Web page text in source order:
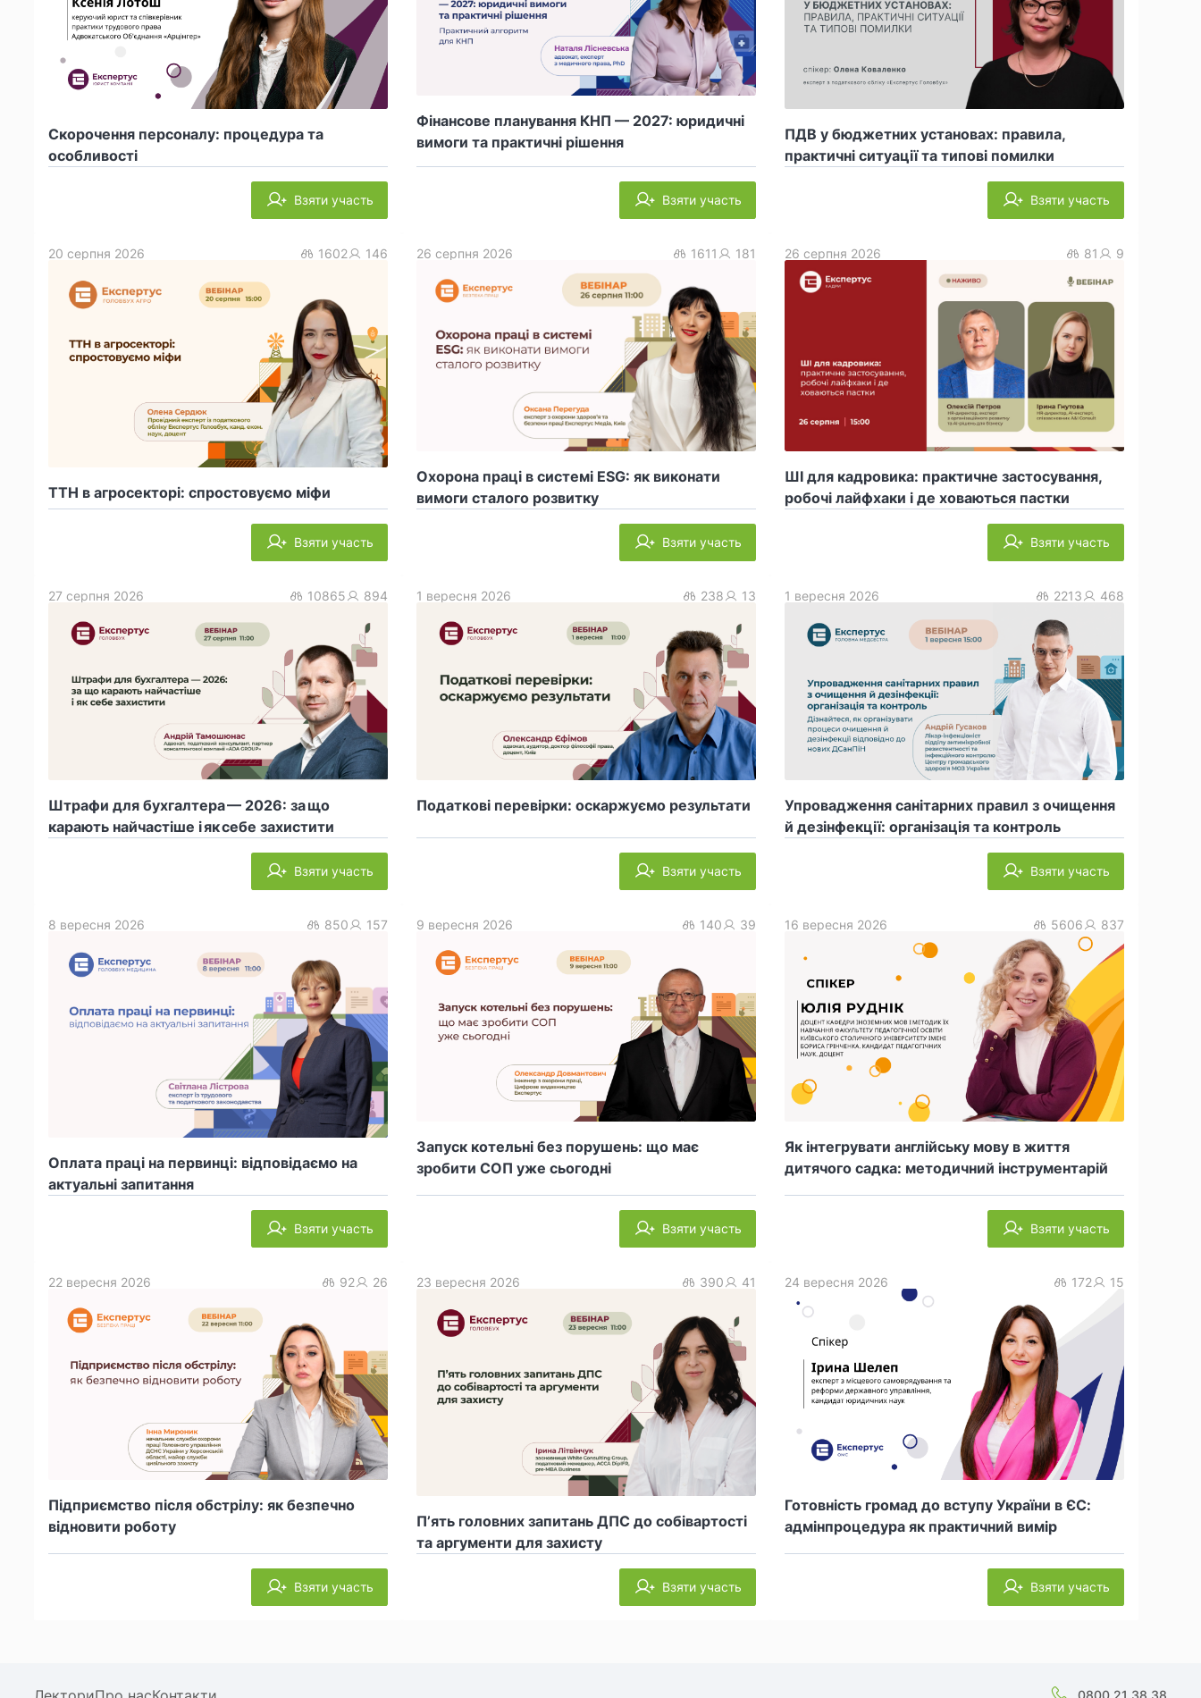
Скорочення персоналу: процедура та
особливості
Взяти участь
Фінансове планування КНП — 2027: юридичні
вимоги та практичні рішення
Взяти участь
ПДВ у бюджетних установах: правила,
практичні ситуації та типові помилки
Взяти участь
ТТН в агросекторі: спростовуємо міфи
20 серпня 2026 1602 146
Взяти участь
Охорона праці в системі ESG: як виконати
вимоги сталого розвитку
26 серпня 2026 1611 181
Взяти участь
ШІ для кадровика: практичне застосування,
робочі лайфхаки і де ховаються пастки
26 серпня 2026 81 9
Взяти участь
Штрафи для бухгалтера — 2026: за що
карають найчастіше і як себе захистити
27 серпня 2026 10865 894
Взяти участь
Податкові перевірки: оскаржуємо результати
1 вересня 2026 238 13
Взяти участь
Упровадження санітарних правил з очищення
й дезінфекції: організація та контроль
1 вересня 2026 2213 468
Взяти участь
Оплата праці на первинці: відповідаємо на
актуальні запитання
8 вересня 2026 850 157
Взяти участь
Запуск котельні без порушень: що має
зробити СОП уже сьогодні
9 вересня 2026 140 39
Взяти участь
Як інтегрувати англійську мову в життя
дитячого садка: методичний інструментарій
16 вересня 2026 5606 837
Взяти участь
Підприємство після обстрілу: як безпечно
відновити роботу
22 вересня 2026 92 26
Взяти участь
П’ять головних запитань ДПС до собівартості
та аргументи для захисту
23 вересня 2026 390 41
Взяти участь
Готовність громад до вступу України в ЄС:
адмінпроцедура як практичний вимір
24 вересня 2026 172 15
Взяти участь